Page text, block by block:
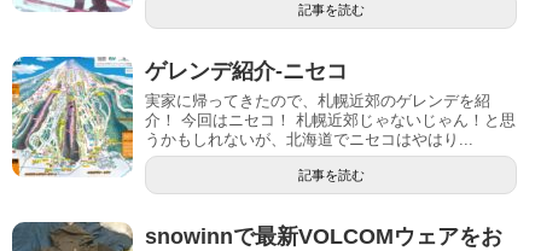
記事を読む
ゲレンデ紹介-ニセコ
実家に帰ってきたので、札幌近郊のゲレンデを紹
介！ 今回はニセコ！ 札幌近郊じゃないじゃん！と思
うかもしれないが、北海道でニセコはやはり...
記事を読む
snowinnで最新VOLCOMウェアをお